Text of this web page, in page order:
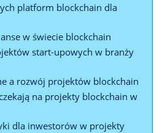
⁢platform blockchain dla
w świecie blockchain
start-upowych w branży
a rozwój⁣ projektów⁣ blockchain
na projekty blockchain w
dla inwestorów w projekty